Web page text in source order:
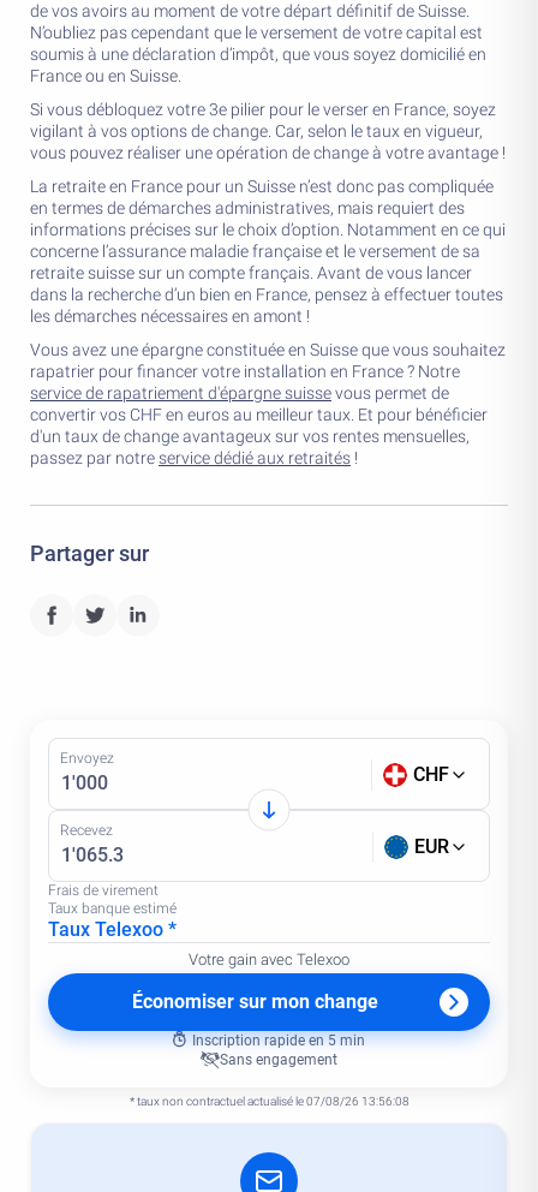
de vos avoirs au moment de votre départ définitif de Suisse.
N’oubliez pas cependant que le versement de votre capital est
soumis à une déclaration d’impôt, que vous soyez domicilié en
France ou en Suisse.
Si vous débloquez votre 3e pilier pour le verser en France, soyez
vigilant à vos options de change. Car, selon le taux en vigueur,
vous pouvez réaliser une opération de change à votre avantage !
La retraite en France pour un Suisse n’est donc pas compliquée
en termes de démarches administratives, mais requiert des
informations précises sur le choix d’option. Notamment en ce qui
concerne l’assurance maladie française et le versement de sa
retraite suisse sur un compte français. Avant de vous lancer
dans la recherche d’un bien en France, pensez à effectuer toutes
les démarches nécessaires en amont !
Vous avez une épargne constituée en Suisse que vous souhaitez
rapatrier pour financer votre installation en France ? Notre
service de rapatriement d'épargne suissevous permet de
convertir vos CHF en euros au meilleur taux. Et pour bénéficier
d'un taux de change avantageux sur vos rentes mensuelles,
passez par notreservice dédié aux retraités !
Partager sur
Envoyez
CHF
Recevez
EUR
Frais de virement
Taux banque estimé
Taux Telexoo *
Votre gain avec Telexoo
Économiser sur mon change
Inscription rapide en 5 min
Sans engagement
* taux non contractuel actualisé le 07/08/26 13:56:08